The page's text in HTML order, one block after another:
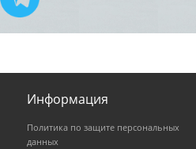
Информация
Политика по защите персональных
данных